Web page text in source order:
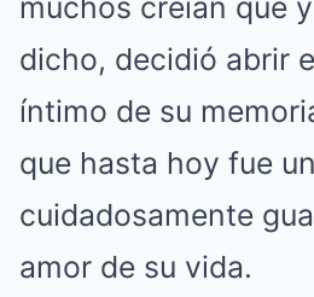
muchos creían que
dicho, decidió abrir
íntimo de su
que hasta hoy fue
cuidadosamente
amor de su vida.